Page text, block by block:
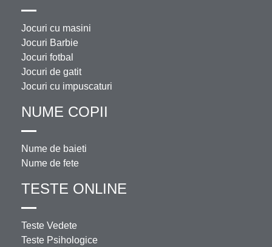
Jocuri cu masini
Jocuri Barbie
Jocuri fotbal
Jocuri de gatit
Jocuri cu impuscaturi
NUME COPII
Nume de baieti
Nume de fete
TESTE ONLINE
Teste Vedete
Teste Psihologice